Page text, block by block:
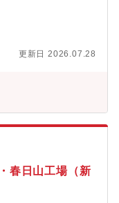
を達成し、それを応
製品の改良と新製品
、顧客及び製造現場
ンサ事業は、将来の
企業です。1935年に
えるグローバル企業
世界トップクラスの
源、磁性材料、コン
されていく中で新た
す。センサの心臓部
工場である石川工場
駆使して生産職務の
負できる環境であ
事業の継続的な発展
程改善を主導するこ
務の詳細車載用ガス
産性改善・品質向上
条件最適化（2）タ
び能力増強（3）品質
求める人物像】量産
しながら、主体的に
更新日 2026.07.28
春日山工場（新